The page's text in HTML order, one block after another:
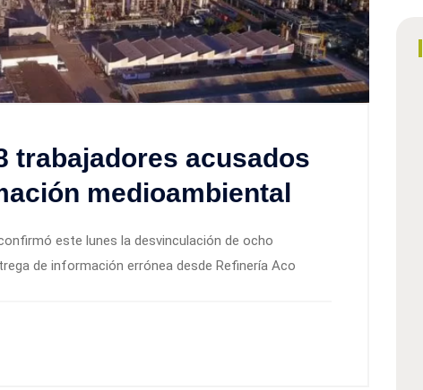
trabajadores acusados
medioambiental
este lunes la desvinculación de ocho
de información errónea desde Refinería Aco